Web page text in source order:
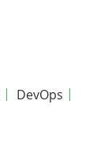
DevOps